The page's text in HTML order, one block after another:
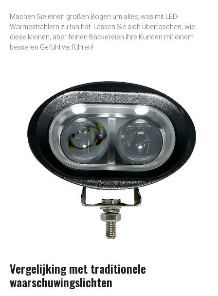
Machen Sie einen großen Bogen um alles, was mit LED-
Wärmestrahlern zu tun hat. Lassen Sie sich überraschen, wie
diese kleinen, aber feinen Bäckereien Ihre Kunden mit einem
besseren Gefühl verführen!
Vergelijking met traditionele
waarschuwingslichten